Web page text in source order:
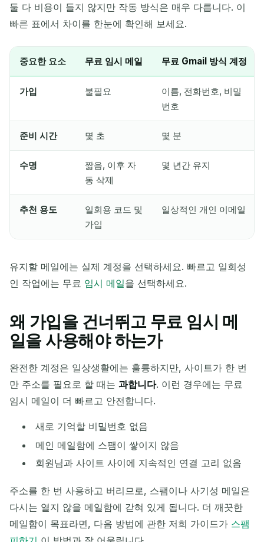
둘 다 비용이 들지 않지만 작동 방식은 매우 다릅니다. 이
빠른 표에서 차이를 한눈에 확인해 보세요.
중요한 요소 무료 임시 메일 무료 Gmail 방식 계정
가입 불필요
이름, 전화번호, 비밀
번호
준비 시간 몇 초 몇 분
수명
짧음, 이후 자
동 삭제
몇 년간 유지
추천 용도
일회용 코드 및
가입
일상적인 개인 이메일
유지할 메일에는 실제 계정을 선택하세요. 빠르고 일회성
인 작업에는 무료 임시 메일을 선택하세요.
왜 가입을 건너뛰고 무료 임시 메
일을 사용해야 하는가
완전한 계정은 일상생활에는 훌륭하지만, 사이트가 한 번
만 주소를 필요로 할 때는 과합니다. 이런 경우에는 무료
임시 메일이 더 빠르고 안전합니다.
새로 기억할 비밀번호 없음
메인 메일함에 스팸이 쌓이지 않음
회원님과 사이트 사이에 지속적인 연결 고리 없음
주소를 한 번 사용하고 버리므로, 스팸이나 사기성 메일은
다시는 열지 않을 메일함에 갇혀 있게 됩니다. 더 깨끗한
메일함이 목표라면, 다음 방법에 관한 저희 가이드가 스팸